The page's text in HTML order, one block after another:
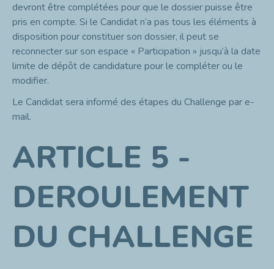
devront être complétées pour que le dossier puisse être
pris en compte. Si le Candidat n’a pas tous les éléments à
disposition pour constituer son dossier, il peut se
reconnecter sur son espace « Participation » jusqu’à la date
limite de dépôt de candidature pour le compléter ou le
modifier.
Le Candidat sera informé des étapes du Challenge par e-
mail.
ARTICLE 5 -
DEROULEMENT
DU CHALLENGE